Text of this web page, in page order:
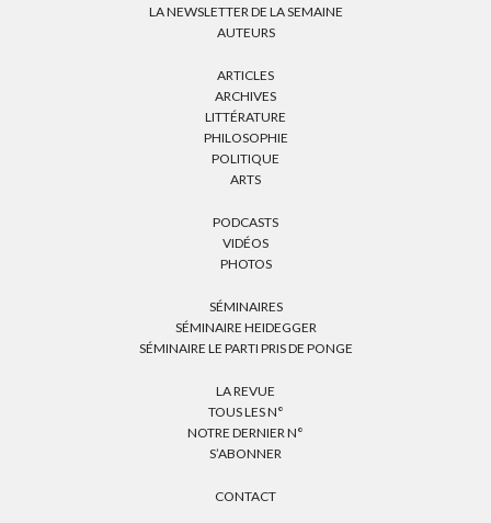
LA NEWSLETTER DE LA SEMAINE
AUTEURS
ARTICLES
ARCHIVES
LITTÉRATURE
PHILOSOPHIE
POLITIQUE
ARTS
PODCASTS
VIDÉOS
PHOTOS
SÉMINAIRES
SÉMINAIRE HEIDEGGER
SÉMINAIRE LE PARTI PRIS DE PONGE
LA REVUE
TOUS LES N°
NOTRE DERNIER N°
S’ABONNER
CONTACT